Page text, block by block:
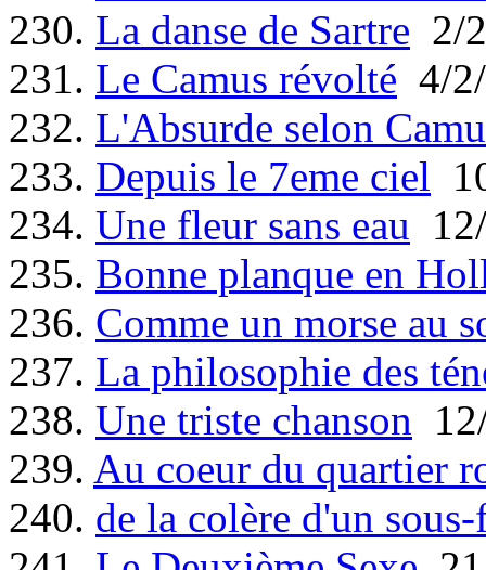
230. La danse de Sartre 2/
231. Le Camus révolté 4/
232. L'Absurde selon
233. Depuis le 7eme ciel
234. Une fleur sans eau
235. Bonne planque en
236. Comme un morse au
237. La philosophie des
238. Une triste chanson
239. Au coeur du quartier
240. de la colère d'un